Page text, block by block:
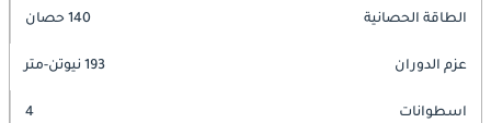
الطاقة الحصانية 140 حصان
عزم الدوران 193 نيوتن-متر
اسطوانات 4